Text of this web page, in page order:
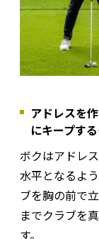
アドレスを
にキープす
ボクはアドレ
水平となるよ
ブを胸の前で
までクラブを
す。